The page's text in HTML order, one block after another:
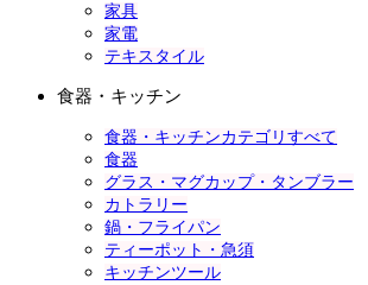
家具
家電
テキスタイル
食器・キッチン
食器・キッチンカテゴリすべて
食器
グラス・マグカップ・タンブラー
カトラリー
鍋・フライパン
ティーポット・急須
キッチンツール